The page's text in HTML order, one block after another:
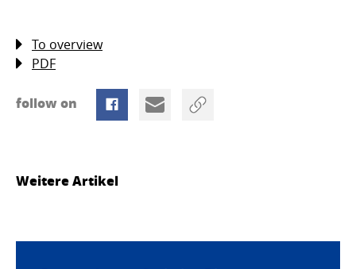
To overview
PDF
follow on
Weitere Artikel